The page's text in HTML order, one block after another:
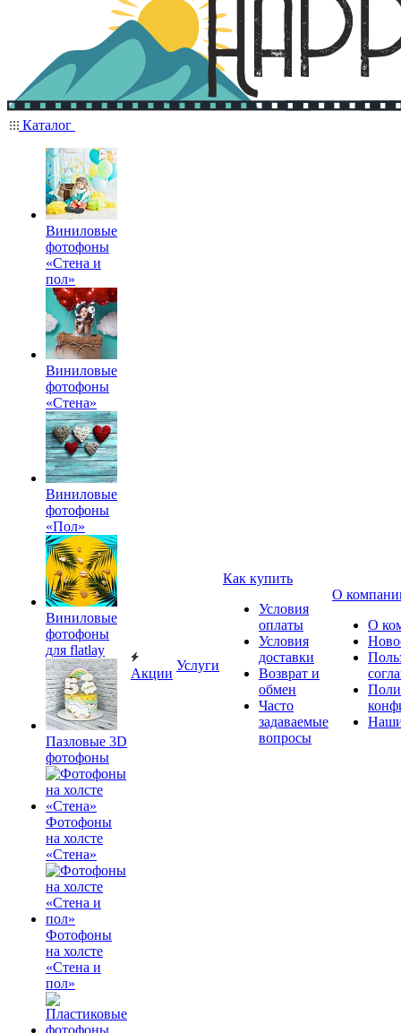
Каталог
Виниловые
фотофоны
«Стена и
пол»
Виниловые
фотофоны
«Стена»
Виниловые
фотофоны
«Пол»
Виниловые
фотофоны
для flatlay
Пазловые 3D
фотофоны
Фотофоны
на холсте
«Стена»
Фотофоны
на холсте
«Стена и
пол»
Акции
Услуги
Как купить
Условия
оплаты
Условия
доставки
Возврат и
обмен
Часто
задаваемые
вопросы
О
О